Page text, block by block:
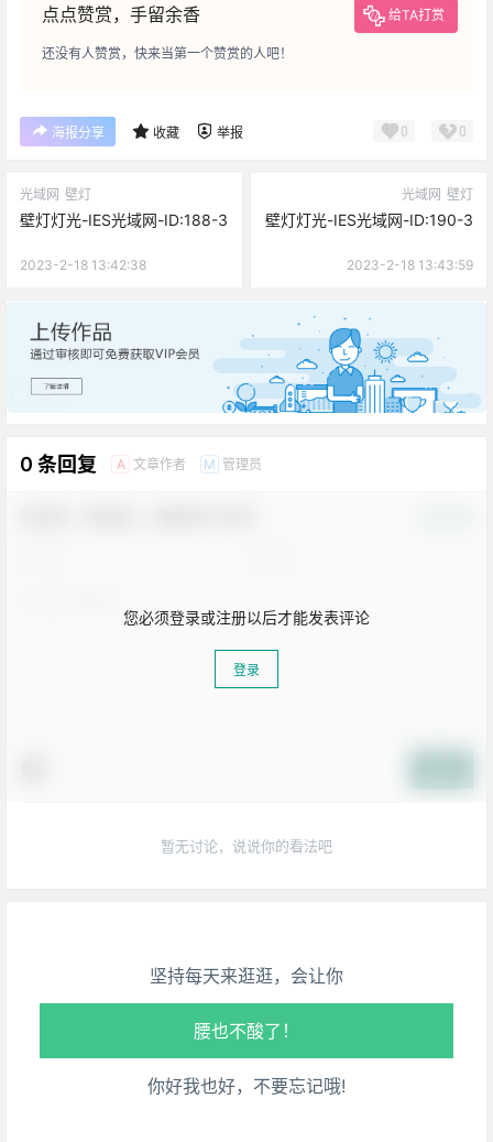
点点赞赏，手留余香 给TA打赏
还没有人赞赏，快来当第一个赞赏的人吧！
海报分享 收藏 举报 0 0
光域网 壁灯
壁灯灯光-IES光域网-ID:188-3
2023-2-18 13:42:38
光域网 壁灯
壁灯灯光-IES光域网-ID:190-3
2023-2-18 13:43:59
广告
0 条回复 A 文章作者 M 管理员
您必须登录或注册以后才能发表评论
登录
暂无讨论，说说你的看法吧
坚持每天来逛逛，会让你
腿也不痛了！
腰也不酸了！
工作也轻松了！
你好我也好，不要忘记哦!